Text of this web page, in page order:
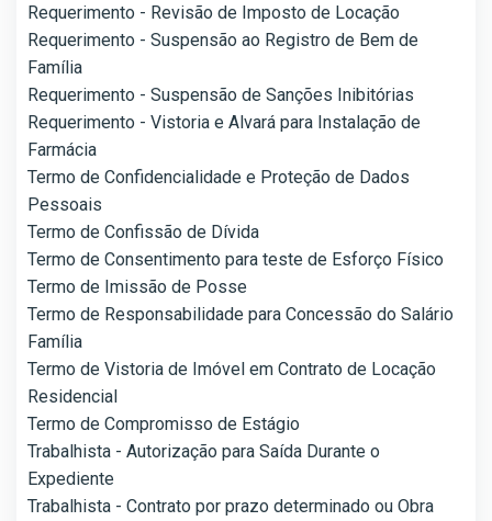
Requerimento - Revisão de Imposto de Locação
Requerimento - Suspensão ao Registro de Bem de
Família
Requerimento - Suspensão de Sanções Inibitórias
Requerimento - Vistoria e Alvará para Instalação de
Farmácia
Termo de Confidencialidade e Proteção de Dados
Pessoais
Termo de Confissão de Dívida
Termo de Consentimento para teste de Esforço Físico
Termo de Imissão de Posse
Termo de Responsabilidade para Concessão do Salário
Família
Termo de Vistoria de Imóvel em Contrato de Locação
Residencial
Termo de Compromisso de Estágio
Trabalhista - Autorização para Saída Durante o
Expediente
Trabalhista - Contrato por prazo determinado ou Obra